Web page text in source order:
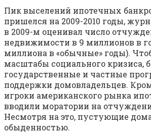
Пик выселений ипотечных
пришелся на 2009-2010 годы,
в 2009-м оценивал число
недвижимости в 9 миллионов в
миллиона в «обычные» годы).
масштабы социального кризиса,
государственные и частные
поддержки домовладельцев.
игроки американского рынка
вводили моратории на
Несмотря на это, пустующие
обыденностью.